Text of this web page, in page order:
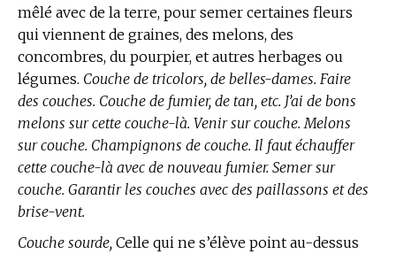
mêlé avec de la terre, pour semer certaines fleurs
qui viennent de graines, des melons, des
concombres, du pourpier, et autres herbages ou
légumes. Couche de tricolors, de belles-dames. Faire
des couches. Couche de fumier, de tan, etc. J’ai de bons
melons sur cette couche-là. Venir sur couche. Melons
sur couche. Champignons de couche. Il faut échauffer
cette couche-là avec de nouveau fumier. Semer sur
couche. Garantir les couches avec des paillassons et des
brise-vent.
Couche sourde, Celle qui ne s’élève point au-dessus